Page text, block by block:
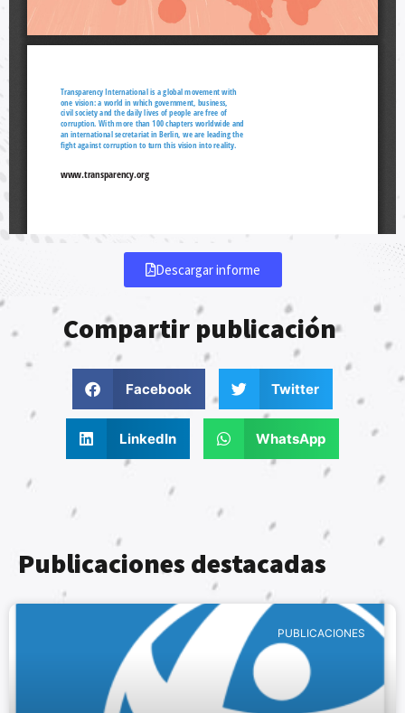
Descargar informe
Compartir publicación
Facebook Twitter
LinkedIn WhatsApp
Publicaciones destacadas
PUBLICACIONES